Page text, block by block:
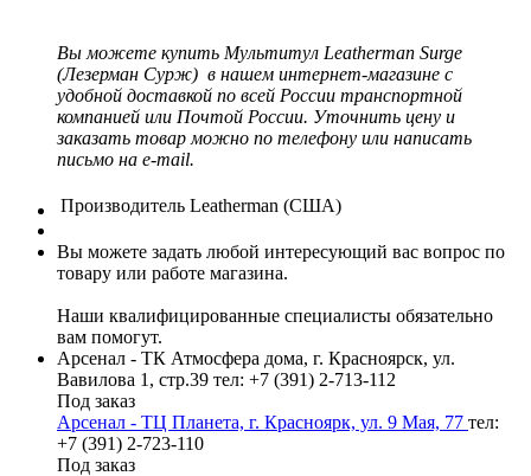
Вы можете купить Мультитул Leatherman Surge
(Лезерман Сурж) в нашем интернет-магазине с
удобной доставкой по всей России транспортной
компанией или Почтой России. Уточнить цену и
заказать товар можно по телефону или написать
письмо на e-mail.
Производитель Leatherman (США)
Вы можете задать любой интересующий вас вопрос по
товару или работе магазина.
Наши квалифицированные специалисты обязательно
вам помогут.
Арсенал - ТК Атмосфера дома, г. Красноярск, ул.
Вавилова 1, стр.39 тел: +7 (391) 2-713-112
Под заказ
Арсенал - ТЦ Планета, г. Красноярк, ул. 9 Мая, 77 тел:
+7 (391) 2-723-110
Под заказ